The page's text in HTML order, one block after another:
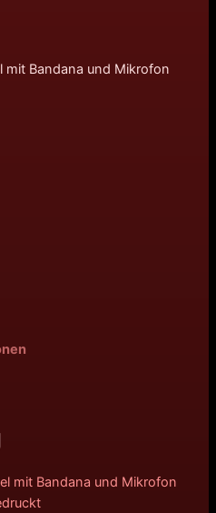
mit Bandana und Mikrofon
mit Bandana und Mikrofon